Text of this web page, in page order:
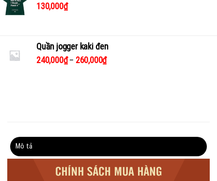
130,000₫
Quần jogger kaki đen
240,000₫– 260,000₫
Mô tả
Thông tin bổ sung